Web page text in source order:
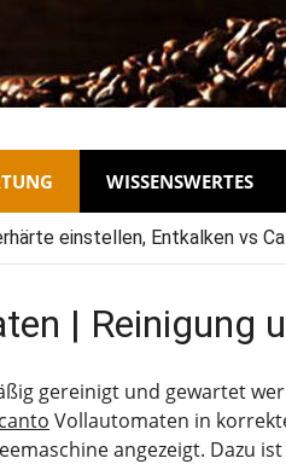
WISSENSWERTES
einstellen, Entkalken vs
| Reinigung
gereinigt und gewartet
Vollautomaten in
angezeigt. Dazu